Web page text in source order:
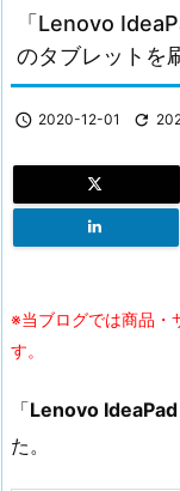
「Lenovo
のタブレットを
 2020-12-01 
※当ブログでは商品・
す。
「Lenovo
た。